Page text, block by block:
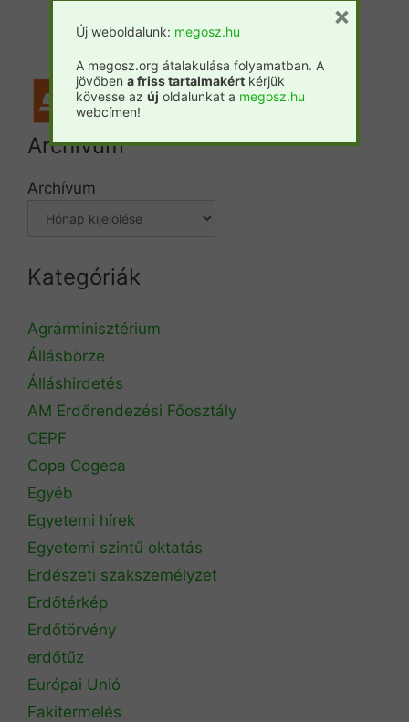
Archívum
Archívum
Kategóriák
Agrárminisztérium
Állásbörze
Álláshirdetés
AM Erdőrendezési Főosztály
CEPF
Copa Cogeca
Egyéb
Egyetemi hírek
Egyetemi szintű oktatás
Erdészeti szakszemélyzet
Erdőtérkép
Erdőtörvény
erdőtűz
Európai Unió
Fakitermelés
Új weboldalunk: megosz.hu
A megosz.org átalakulása folyamatban. A
jövőben a friss tartalmakért kérjük
kövesse az új oldalunkat a megosz.hu
webcímen!
×